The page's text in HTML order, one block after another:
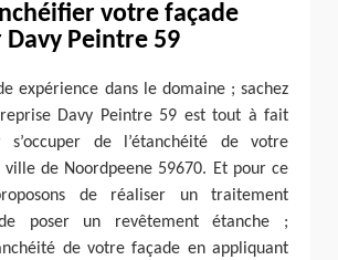
votre façade
Davy Peintre 59
expérience dans le domaine ; sachez
Davy Peintre 59 est tout à fait
s’occuper de l’étanchéité de votre
ville de Noordpeene 59670. Et pour ce
de réaliser un traitement
poser un revêtement étanche ;
de votre façade en appliquant